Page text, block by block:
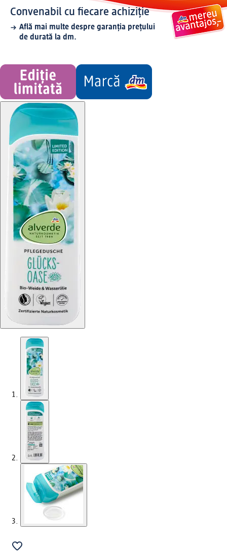
Convenabil cu fiecare achiziție
Află mai multe despre garanția prețului
de durată la dm.